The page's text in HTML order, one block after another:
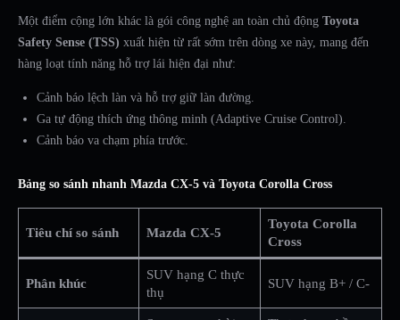
Một điểm cộng lớn khác là gói công nghệ an toàn chủ động Toyota
Safety Sense (TSS) xuất hiện từ rất sớm trên dòng xe này, mang đến
hàng loạt tính năng hỗ trợ lái hiện đại như:
Cảnh báo lệch làn và hỗ trợ giữ làn đường.
Ga tự động thích ứng thông minh (Adaptive Cruise Control).
Cảnh báo va chạm phía trước.
Bảng so sánh nhanh Mazda CX-5 và Toyota Corolla Cross
Tiêu chí so sánh Mazda CX-5
Toyota Corolla
Cross
Phân khúc
SUV hạng C thực
thụ
SUV hạng B+ / C-